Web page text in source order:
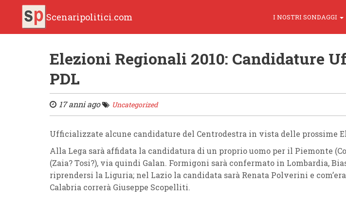
Scenaripolitici.com I NOSTRI SONDAGGI
Elezioni Regionali 2010: Candidature
PDL
17 anni ago Uncategorized
Ufficializzate alcune candidature del Centrodestra in vista delle prossime
Alla Lega sarà affidata la candidatura di un proprio uomo per il Piemonte
(Zaia? Tosi?), via quindi Galan. Formigoni sarà confermato in Lombardia,
riprendersi la Liguria; nel Lazio la candidata sarà Renata Polverini e
Calabria correrà Giuseppe Scopelliti.